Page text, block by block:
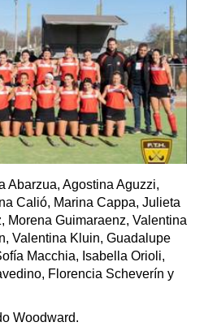
Abarzua, Agostina Aguzzi,
Calió, Marina Cappa, Julieta
Morena Guimaraenz, Valentina
Valentina Kluin, Guadalupe
Macchia, Isabella Orioli,
Florencia Scheverín y
Woodward.